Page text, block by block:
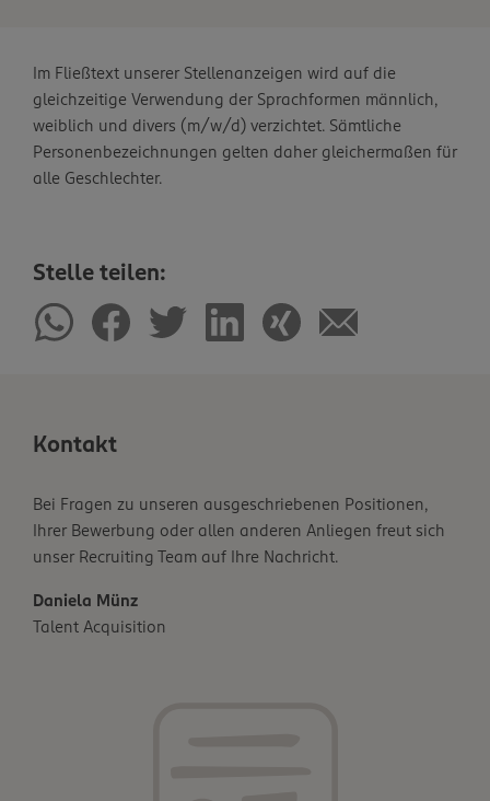
Im Fließtext unserer Stellenanzeigen wird auf die
gleichzeitige Verwendung der Sprachformen männlich,
weiblich und divers (m/w/d) verzichtet. Sämtliche
Personenbezeichnungen gelten daher gleichermaßen für
alle Geschlechter.
Stelle teilen:
Kontakt
Bei Fragen zu unseren ausgeschriebenen Positionen,
Ihrer Bewerbung oder allen anderen Anliegen freut sich
unser Recruiting Team auf Ihre Nachricht.
Daniela Münz
Talent Acquisition